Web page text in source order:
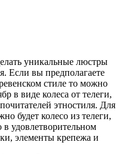
уникальные люстры
Если вы предполагаете
стиле то можно
в виде колеса от телеги,
этностиля. Для
будет колесо из телеги,
удовлетворительном
элементы крепежа и